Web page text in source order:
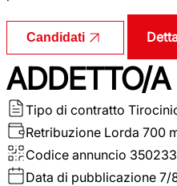
Candidati
ADDETTO/
Tipo di contratto
Retribuzione Lorda 700
Codice annuncio 350233
Data di pubblicazione 7/